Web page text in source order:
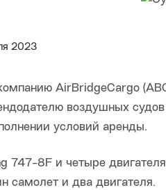
2023
AirBridgeCargo
воздушных
условий аренды.
747-8F и четыре
самолет и два двигателя.